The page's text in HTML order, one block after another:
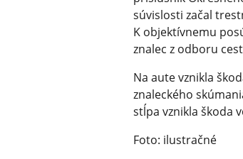
súvislosti začal
K objektívnemu
znalec z odboru
Na aute vznikla
znaleckého
stĺpa vznikla škoda
Foto: ilustračné